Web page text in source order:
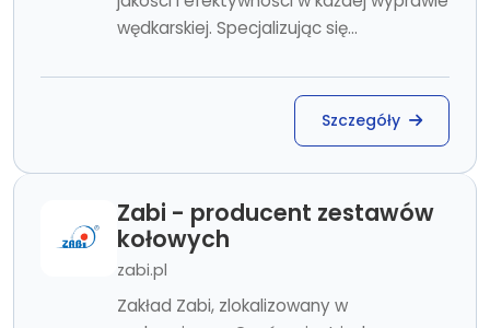
wędkarskiej. Specjalizując się...
Szczegóły
Zabi - producent zestawów
kołowych
zabi.pl
Zakład Zabi, zlokalizowany w